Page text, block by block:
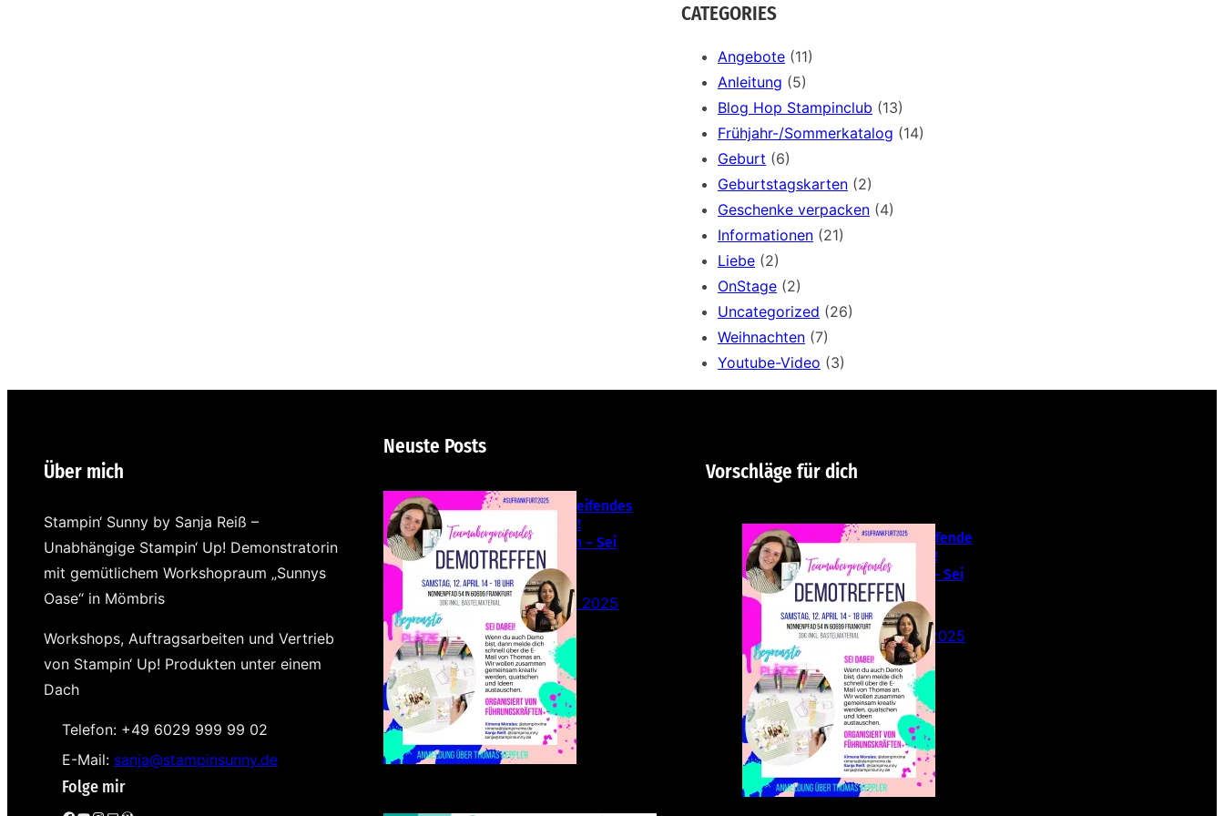
a
r
CATEGORIES
Angebote (11)
Anleitung (5)
Blog Hop Stampinclub (13)
Frühjahr-/Sommerkatalog (14)
Geburt (6)
Geburtstagskarten (2)
Geschenke verpacken (4)
Informationen (21)
Liebe (2)
OnStage (2)
Uncategorized (26)
Weihnachten (7)
Youtube-Video (3)
Über mich
Stampin‘ Sunny by Sanja Reiß –
Unabhängige Stampin‘ Up! Demonstratorin
mit gemütlichem Workshopraum „Sunnys
Oase“ in Mömbris
Workshops, Auftragsarbeiten und Vertrieb
von Stampin‘ Up! Produkten unter einem
Dach
Telefon: +49 6029 999 99 02
E-Mail: sanja@stampinsunny.de
Folge mir
Neuste Posts
Teamübergreifendes
Stampin‘ Up!
Demotreffen – Sei
dabei!
26. Februar 2025
Vorschläge für dich
Teamübergreifende
s Stampin‘ Up!
Demotreffen – Sei
dabei!
26. Februar 2025